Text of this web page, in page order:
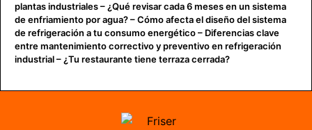
plantas industriales–¿Qué revisar cada 6 meses en un sistema
de enfriamiento por agua?–Cómo afecta el diseño del sistema
de refrigeración a tu consumo energético– Diferencias clave
entre mantenimiento correctivo y preventivo en refrigeración
industrial–¿Tu restaurante tiene terraza cerrada?